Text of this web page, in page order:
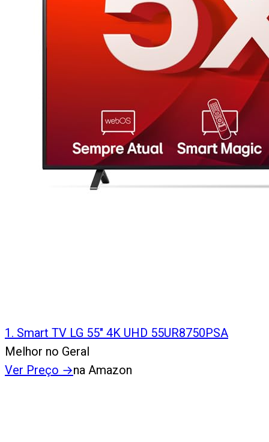
1 . Smart TV LG 55" 4K UHD 55UR8750PSA
Melhor no Geral
Ver Preço →na Amazon